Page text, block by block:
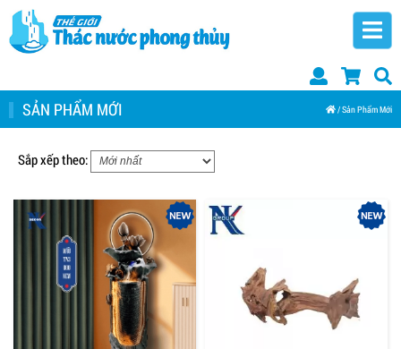
SẢN PHẨM MỚI / Sản Phẩm Mới
Sắp xếp theo: